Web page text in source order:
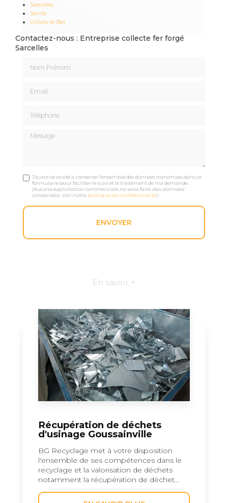
Sarcelles
Senlis
Villiers-le-Bel
Contactez-nous : Entreprise collecte fer forgé
Sarcelles
Message
J'autorise ce site à conserver l'ensemble des données transmises dans ce
formulaire pour faciliter le suivi et le traitement de ma demande.
(Aucune exploitation commerciale ne sera faite des données
conservées. Voir notrepolitique de confidentialité)
En savoir +
Récupération de déchets
d'usinage Goussainville
BG Recyclage met à votre disposition
l'ensemble de ses compétences dans le
recyclage et la valorisation de déchets
notamment la récupération de déchet...